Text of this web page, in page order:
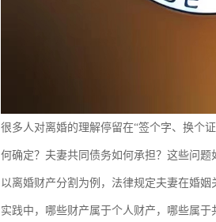
很多人对离婚的理解停留在“签个字、换个
何确定？夫妻共同债务如何承担？这些问
以离婚财产分割为例，法律规定夫妻在婚
实践中，哪些财产属于个人财产，哪些属